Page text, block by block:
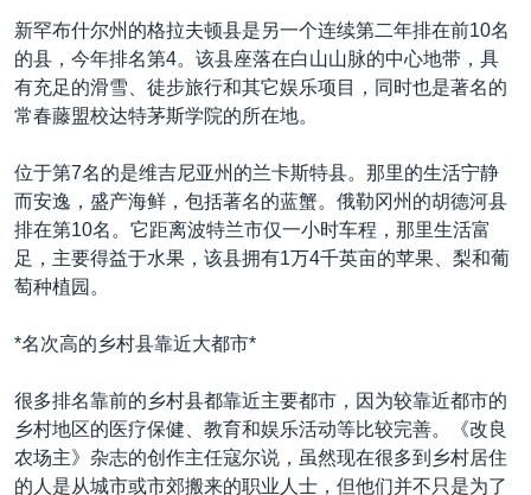
新罕布什尔州的格拉夫顿县是另一个连续第二年排在前10名
的县，今年排名第4。该县座落在白山山脉的中心地带，具
有充足的滑雪、徒步旅行和其它娱乐项目，同时也是著名的
常春藤盟校达特茅斯学院的所在地。
位于第7名的是维吉尼亚州的兰卡斯特县。那里的生活宁静
而安逸，盛产海鲜，包括著名的蓝蟹。俄勒冈州的胡德河县
排在第10名。它距离波特兰市仅一小时车程，那里生活富
足，主要得益于水果，该县拥有1万4千英亩的苹果、梨和葡
萄种植园。
*名次高的乡村县靠近大都市*
很多排名靠前的乡村县都靠近主要都市，因为较靠近都市的
乡村地区的医疗保健、教育和娱乐活动等比较完善。《改良
农场主》杂志的创作主任寇尔说，虽然现在很多到乡村居住
的人是从城市或市郊搬来的职业人士，但他们并不只是为了